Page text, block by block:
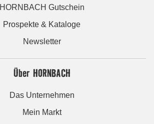
HORNBACH Gutschein
Prospekte & Kataloge
Newsletter
Über HORNBACH
Das Unternehmen
Mein Markt